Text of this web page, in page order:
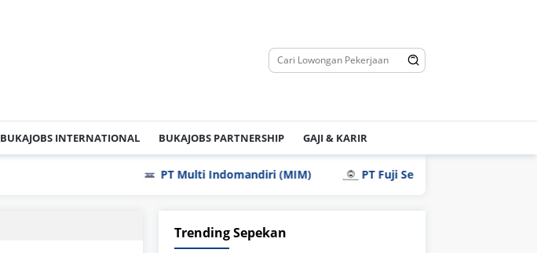
BUKAJOBS INTERNATIONAL BUKAJOBS PARTNERSHIP GAJI & KARIR
PT Multi Indomandiri (MIM) PT Fuji Seat Indonesia
Trending Sepekan